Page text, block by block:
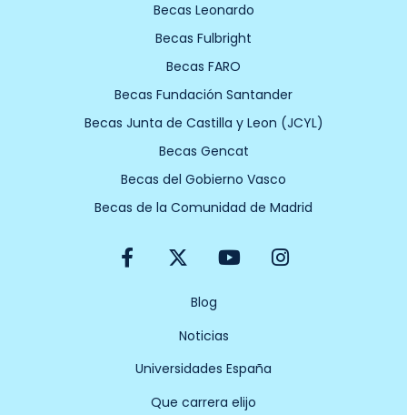
Becas Leonardo
Becas Fulbright
Becas FARO
Becas Fundación Santander
Becas Junta de Castilla y Leon (JCYL)
Becas Gencat
Becas del Gobierno Vasco
Becas de la Comunidad de Madrid
F
a
o
X
-
w
i
t
t
r
Y
o
u
b
e
I
n
Blog
Noticias
Universidades España
Que carrera elijo